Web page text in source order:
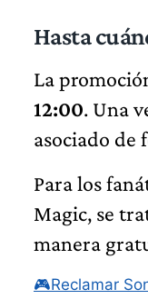
Hasta
La
12:00. Una
asociado de
Para los
Magic, se
manera
🎮Reclamar